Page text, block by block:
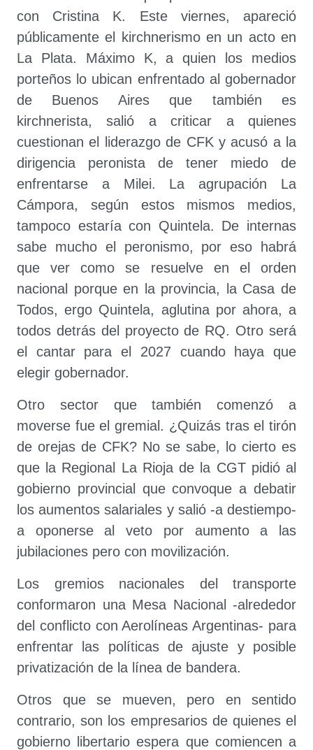
con Cristina K. Este viernes, apareció
públicamente el kirchnerismo en un acto en
La Plata. Máximo K, a quien los medios
porteños lo ubican enfrentado al gobernador
de Buenos Aires que también es
kirchnerista, salió a criticar a quienes
cuestionan el liderazgo de CFK y acusó a la
dirigencia peronista de tener miedo de
enfrentarse a Milei. La agrupación La
Cámpora, según estos mismos medios,
tampoco estaría con Quintela. De internas
sabe mucho el peronismo, por eso habrá
que ver como se resuelve en el orden
nacional porque en la provincia, la Casa de
Todos, ergo Quintela, aglutina por ahora, a
todos detrás del proyecto de RQ. Otro será
el cantar para el 2027 cuando haya que
elegir gobernador.
Otro sector que también comenzó a
moverse fue el gremial. ¿Quizás tras el tirón
de orejas de CFK? No se sabe, lo cierto es
que la Regional La Rioja de la CGT pidió al
gobierno provincial que convoque a debatir
los aumentos salariales y salió -a destiempo-
a oponerse al veto por aumento a las
jubilaciones pero con movilización.
Los gremios nacionales del transporte
conformaron una Mesa Nacional -alrededor
del conflicto con Aerolíneas Argentinas- para
enfrentar las políticas de ajuste y posible
privatización de la línea de bandera.
Otros que se mueven, pero en sentido
contrario, son los empresarios de quienes el
gobierno libertario espera que comiencen a